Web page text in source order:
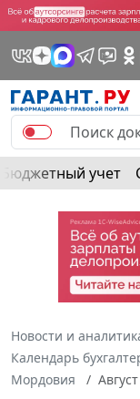
Бюджетный учет
Новости и
Календарь
Мордовия